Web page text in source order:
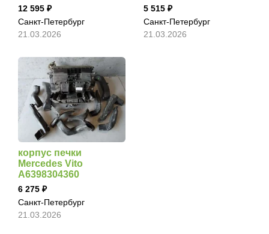
12 595
Санкт-Петербург
21.03.2026
5 515
Санкт-Петербург
21.03.2026
корпус печки
Mercedes Vito
A6398304360
6 275
Санкт-Петербург
21.03.2026